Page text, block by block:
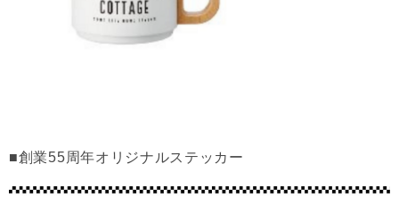
■創業55周年オリジナルステッカー